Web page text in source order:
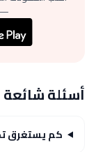
أسئلة
كم يستغرق